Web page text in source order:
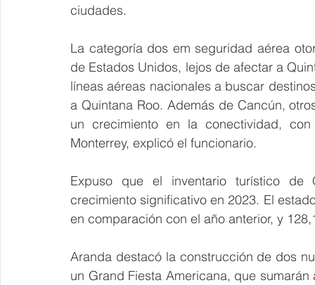
ciudades.
La categoría dos em seguridad aérea
de Estados Unidos, lejos de afectar a
líneas aéreas nacionales a buscar
a Quintana Roo. Además de Cancún,
un crecimiento en la conectividad,
Monterrey, explicó el funcionario.
Expuso que el inventario turístico de
crecimiento significativo en 2023. El
en comparación con el año anterior, y
Aranda destacó la construcción de dos
un Grand Fiesta Americana, que